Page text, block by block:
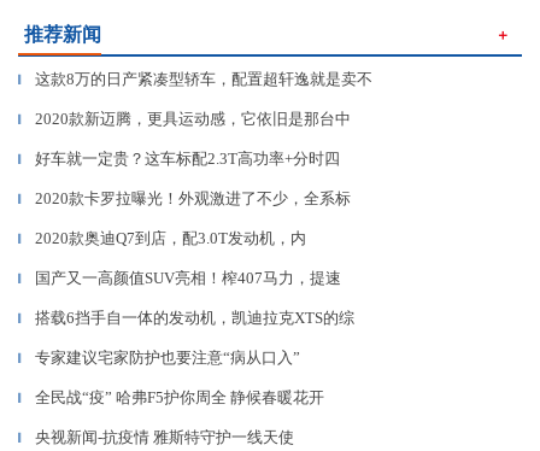
推荐新闻 ＋
▎ 这款8万的日产紧凑型轿车，配置超轩逸就是卖不
▎ 2020款新迈腾，更具运动感，它依旧是那台中
▎ 好车就一定贵？这车标配2.3T高功率+分时四
▎ 2020款卡罗拉曝光！外观激进了不少，全系标
▎ 2020款奥迪Q7到店，配3.0T发动机，内
▎ 国产又一高颜值SUV亮相！榨407马力，提速
▎ 搭载6挡手自一体的发动机，凯迪拉克XTS的综
▎ 专家建议宅家防护也要注意“病从口入”
▎ 全民战“疫” 哈弗F5护你周全 静候春暖花开
▎ 央视新闻-抗疫情 雅斯特守护一线天使